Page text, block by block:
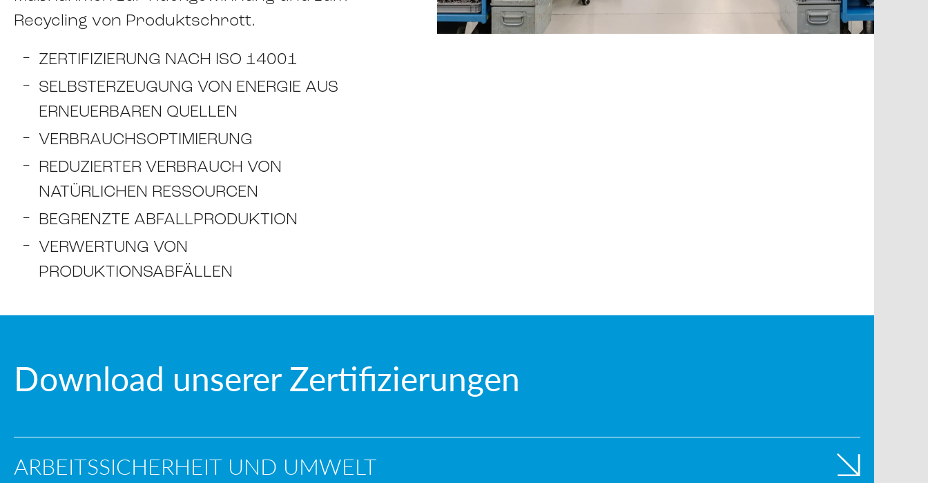
Recycling von Produktschrott.
ZERTIFIZIERUNG NACH ISO 14001
SELBSTERZEUGUNG VON ENERGIE AUS
ERNEUERBAREN QUELLEN
VERBRAUCHSOPTIMIERUNG
REDUZIERTER VERBRAUCH VON
NATÜRLICHEN RESSOURCEN
BEGRENZTE ABFALLPRODUKTION
VERWERTUNG VON
PRODUKTIONSABFÄLLEN
Download unserer Zertifizierungen
ARBEITSSICHERHEIT UND UMWELT